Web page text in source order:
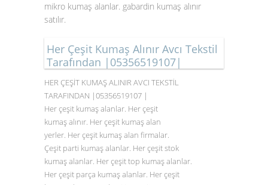
mikro kumaş alanlar. gabardin kumaş alınır
satılır.
Her Çeşit Kumaş Alınır Avcı Tekstil
Tarafından |05356519107|
HER ÇEŞİT KUMAŞ ALINIR AVCI TEKSTİL
TARAFINDAN |05356519107 |
Her çeşit kumaş alanlar. Her çeşit
kumaş alınır. Her çeşit kumaş alan
yerler. Her çeşit kumaş alan firmalar.
Çeşit parti kumaş alanlar. Her çeşit stok
kumaş alanlar. Her çeşit top kumaş alanlar.
Her çeşit parça kumaş alanlar. Her çeşit